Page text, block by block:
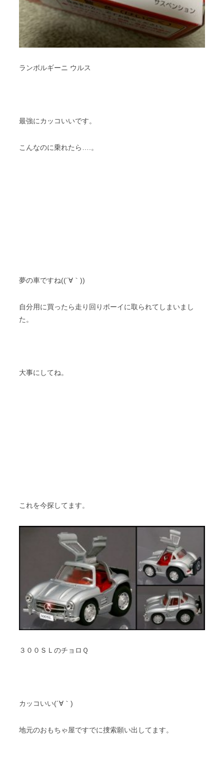
ランボルギーニ ウルス
最強にカッコいいです。
こんなのに乗れたら….。
夢の車ですね((´∀｀))
自分用に買ったら走り回りボーイに取られてしまいまし
た。
大事にしてね。
これを今探してます。
３００ＳＬのチョロＱ
カッコいい(´∀｀)
地元のおもちゃ屋ですでに捜索願い出してます。